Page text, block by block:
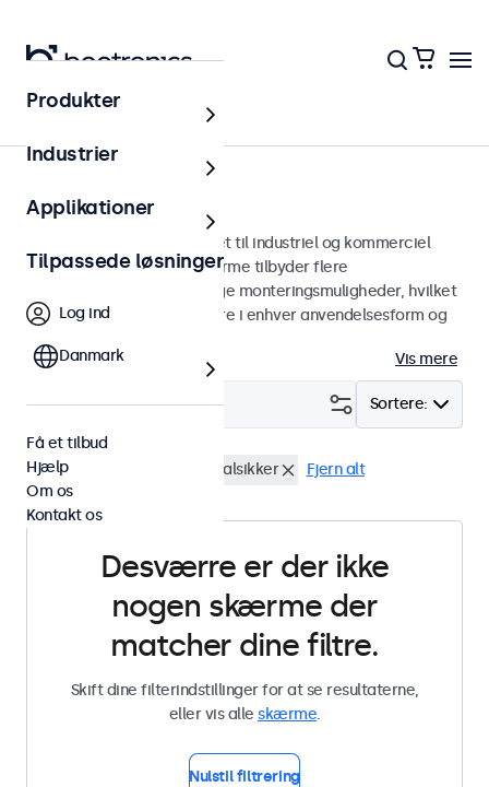
Skærme
12-tommer skærme
12 tommer skærme designet til industriel og kommerciel
brug. Vores 12-tommer skærme tilbyder flere
billedforbindelser og alsidige monteringsmuligheder, hvilket
gør dem nemme at integrere i enhver anvendelsesform og
Vis mere
Sortere:
Filter (0)
12 tommer skaerme Vandalsikker Fjern alt
Desværre er der ikke
nogen skærme der
matcher dine filtre.
Skift dine filterindstillinger for at se resultaterne,
eller vis alle skærme.
Nulstil filtrering
Produkter
Industrier
Applikationer
Tilpassede løsninger
Log ind
Danmark
Få et tilbud
Hjælp
Om os
Kontakt os